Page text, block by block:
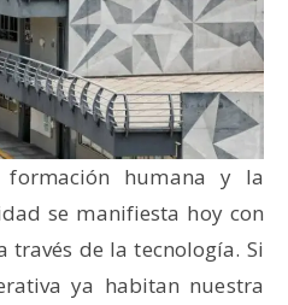
humana y la
se manifiesta hoy con
de la tecnología. Si
ya habitan nuestra